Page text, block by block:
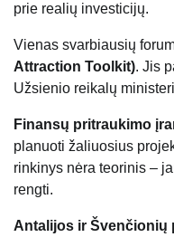
prie realių investicijų.
Vienas svarbiausių
Attraction Toolkit). Jis
Užsienio reikalų
Finansų pritraukimo
planuoti žaliuosius
rinkinys nėra teorinis –
rengti.
Antalijos ir Švenčionių